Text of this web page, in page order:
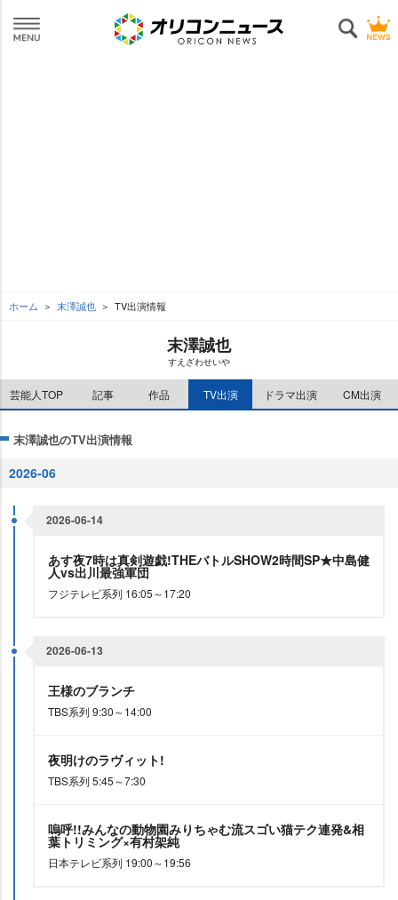
ホーム 末澤誠也 TV出演情報
末澤誠也
すえざわせい
芸能人TOP 記事 作品 TV出演 ドラマ出演 CM出演
末澤誠也のTV出演情報
2026-06
2026-06-14
あす夜7時は真剣遊戯!THEバトルSHOW2時間SP★中島健
人vs出川最強軍団
フジテレビ系列 16:05～17:20
2026-06-13
王様のブランチ
TBS系列 9:30～14:00
夜明けのラヴィット!
TBS系列 5:45～7:30
嗚呼!!みんなの動物園みりちゃむ流スゴい猫テク連発&相
葉トリミング×有村架純
日本テレビ系列 19:00～19:56